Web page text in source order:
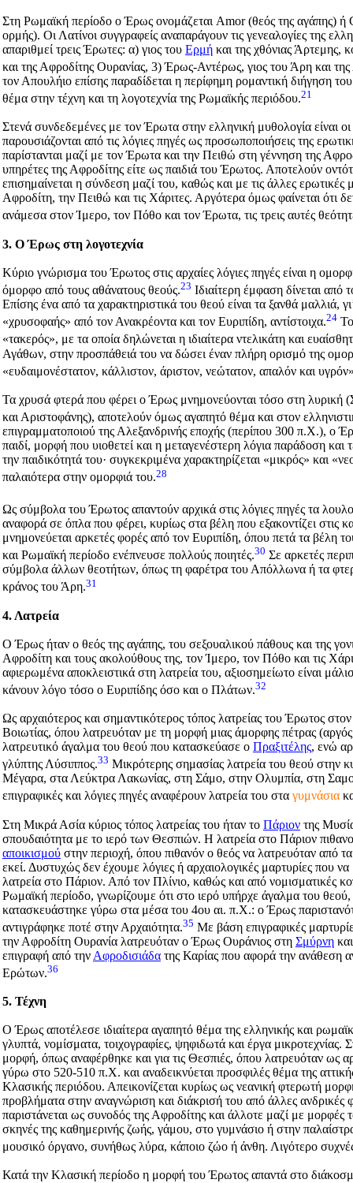
Στη Ρωμαϊκή περίοδο ο Έρως ονομάζεται Amor(θεός της αγάπης) ή
ορμής). Οι Λατίνοι συγγραφείς αναπαράγουν τις γενεαλογίες της
απαριθμεί τρεις Έρωτες: α) γιος του Eρμή και της χθόνιας Άρτεμης,
και της Αφροδίτης Ουρανίας, 3) Έρως-Αντέρως, γιος του Άρη και
τον Απουλήιο επίσης παραδίδεται η περίφημη ρομαντική διήγηση
θέμα στην τέχνη και τη λογοτεχνία της Ρωμαϊκής περιόδου.21
Στενά συνδεδεμένες με τον Έρωτα στην ελληνική μυθολογία είναι
παρουσιάζονται από τις λόγιες πηγές ως προσωποποιήσεις της
παρίστανται μαζί με τον Έρωτα και την Πειθώ στη γέννηση της
υπηρέτες της Αφροδίτης είτε ως παιδιά του Έρωτος. Αποτελούν
επισημαίνεται η σύνδεση μαζί του, καθώς και με τις άλλες
Αφροδίτη, την Πειθώ και τις Χάριτες. Αργότερα όμως φαίνεται ότι
ανάμεσα στον Ίμερο, τον Πόθο και τον Έρωτα, τις τρεις αυτές
3. Ο Έρως στη λογοτεχνία
Κύριο γνώρισμα του Έρωτος στις αρχαίες λόγιες πηγές είναι η
όμορφο από τους αθάνατους θεούς.23 Ιδιαίτερη έμφαση δίνεται από
Επίσης ένα από τα χαρακτηριστικά του θεού είναι τα ξανθά μαλλιά,
«χρυσοφαής» από τον Ανακρέοντα και τον Ευριπίδη, αντίστοιχα.24
«τακερός», με τα οποία δηλώνεται η ιδιαίτερα ντελικάτη και
Αγάθων, στην προσπάθειά του να δώσει έναν πλήρη ορισμό της
«ευδαιμονέστατον, κάλλιστον, άριστον, νεώτατον, απαλόν και
Τα χρυσά φτερά που φέρει ο Έρως μνημονεύονται τόσο στη λυρική
και Αριστοφάνης), αποτελούν όμως αγαπητό θέμα και στον
επιγραμματοποιού της Αλεξανδρινής εποχής (περίπου 300 π.Χ.), ο
παιδί, μορφή που υιοθετεί και η μεταγενέστερη λόγια παράδοση
την παιδικότητά του· συγκεκριμένα χαρακτηρίζεται «μικρός» και «
παλαιότερα στην ομορφιά του.28
Ως σύμβολα του Έρωτος απαντούν αρχικά στις λόγιες πηγές τα
αναφορά σε όπλα που φέρει, κυρίως στα βέλη που εξακοντίζει στις
μνημονεύεται αρκετές φορές από τον Ευριπίδη, όπου πετά τα βέλη
και Ρωμαϊκή περίοδο ενέπνευσε πολλούς ποιητές.30 Σε αρκετές
σύμβολα άλλων θεοτήτων, όπως τη φαρέτρα του Απόλλωνα ή τα
κράνος του Άρη.31
4. Λατρεία
O Έρως ήταν ο θεός της αγάπης, του σεξουαλικού πάθους και της
Αφροδίτη και τους ακολούθους της, τον Ίμερο, τον Πόθο και τις
αφιερωμένα αποκλειστικά στη λατρεία του, αξιοσημείωτο είναι
κάνουν λόγο τόσο ο Ευριπίδης όσο και ο Πλάτων.32
Ως αρχαιότερος και σημαντικότερος τόπος λατρείας του Έρωτος
Βοιωτίας, όπου λατρευόταν με τη μορφή μιας άμορφης πέτρας
λατρευτικό άγαλμα του θεού που κατασκεύασε ο Πραξιτέλης, ενώ
γλύπτης Λύσιππος.33 Μικρότερης σημασίας λατρεία του θεού στην
Μέγαρα, στα Λεύκτρα Λακωνίας, στη Σάμο, στην Ολυμπία, στη
επιγραφικές και λόγιες πηγές αναφέρουν λατρεία του στα γυμνάσια
Στη Μικρά Ασία κύριος τόπος λατρείας του ήταν το Πάριον της
σπουδαιότητα με το ιερό των Θεσπιών. Η λατρεία στο Πάριον
αποικισμού στην περιοχή, όπου πιθανόν ο θεός να λατρευόταν από
εκεί. Δυστυχώς δεν έχουμε λόγιες ή αρχαιολογικές μαρτυρίες που
λατρεία στο Πάριον. Από τον Πλίνιο, καθώς και από νομισματικές
Ρωμαϊκή περίοδο, γνωρίζουμε ότι στο ιερό υπήρχε άγαλμα του
κατασκευάστηκε γύρω στα μέσα του 4ου αι. π.Χ.: ο Έρως
αντιγράφηκε ποτέ στην Αρχαιότητα.35 Με βάση επιγραφικές
την Αφροδίτη Ουρανία λατρευόταν ο Έρως Ουράνιος στη Σμύρνη
επιγραφή από την Αφροδισιάδα της Καρίας που αφορά την ανάθεση
Ερώτων.36
5. Τέχνη
Ο Έρως αποτέλεσε ιδιαίτερα αγαπητό θέμα της ελληνικής και
γλυπτά, νομίσματα, τοιχογραφίες, ψηφιδωτά και έργα μικροτεχνίας.
μορφή, όπως αναφέρθηκε και για τις Θεσπιές, όπου λατρευόταν ως
γύρω στο 520-510 π.Χ. και αναδεικνύεται προσφιλές θέμα της
Κλασικής περιόδου. Απεικονίζεται κυρίως ως νεανική φτερωτή
προβλήματα στην αναγνώριση και διάκρισή του από άλλες
παριστάνεται ως συνοδός της Αφροδίτης και άλλοτε μαζί με μορφές
σκηνές της καθημερινής ζωής, γάμου, στο γυμνάσιο ή στην
μουσικό όργανο, συνήθως λύρα, κάποιο ζώο ή άνθη. Λιγότερο
Κατά την Κλασική περίοδο η μορφή του Έρωτος απαντά στο